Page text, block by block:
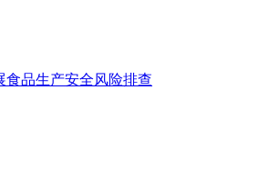
食品生产安全风险排查